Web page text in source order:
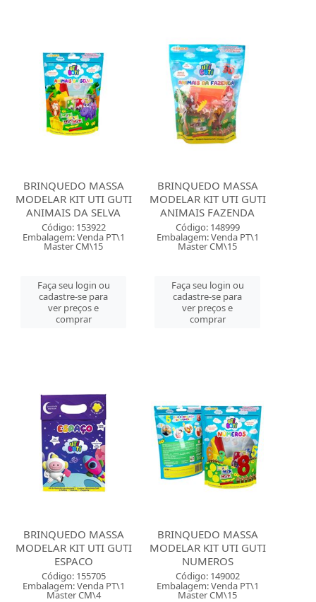
BRINQUEDO MASSA
MODELAR KIT UTI GUTI
ANIMAIS DA SELVA
Código: 153922
Embalagem: Venda PT\1
Master CM\15
Faça seu login ou
cadastre-se para
ver preços e
comprar
BRINQUEDO MASSA
MODELAR KIT UTI GUTI
ANIMAIS FAZENDA
Código: 148999
Embalagem: Venda PT\1
Master CM\15
Faça seu login ou
cadastre-se para
ver preços e
comprar
BRINQUEDO MASSA
MODELAR KIT UTI GUTI
ESPACO
Código: 155705
Embalagem: Venda PT\1
Master CM\4
BRINQUEDO MASSA
MODELAR KIT UTI GUTI
NUMEROS
Código: 149002
Embalagem: Venda PT\1
Master CM\15